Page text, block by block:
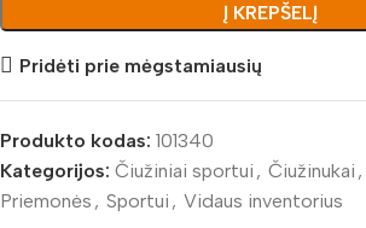
Į KREPŠELĮ
Pridėti prie mėgstamiausių
Produkto kodas: 101340
Kategorijos: Čiužiniai sportui , Čiužinukai ,
Priemonės , Sportui , Vidaus inventorius